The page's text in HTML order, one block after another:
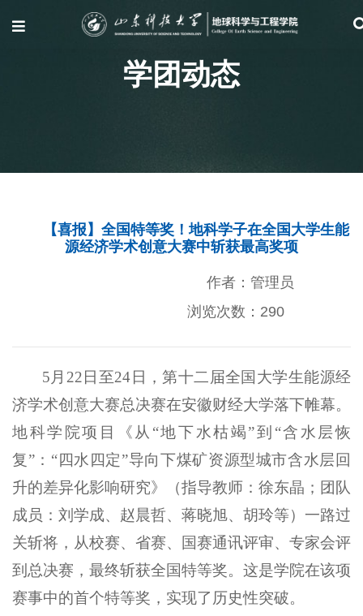
学团动态
【喜报】全国特等奖！地科学子在全国大学生能
源经济学术创意大赛中斩获最高奖项
作者：管理员
浏览次数： 290
5月22日至24日，第十二届全国大学生能源经
济学术创意大赛总决赛在安徽财经大学落下帷幕。
地科学院项目《从“地下水枯竭”到“含水层恢
复”：“四水四定”导向下煤矿资源型城市含水层回
升的差异化影响研究》（指导教师：徐东晶；团队
成员：刘学成、赵晨哲、蒋晓旭、胡玲等）一路过
关斩将，从校赛、省赛、国赛通讯评审、专家会评
到总决赛，最终斩获全国特等奖。这是学院在该项
赛事中的首个特等奖，实现了历史性突破。